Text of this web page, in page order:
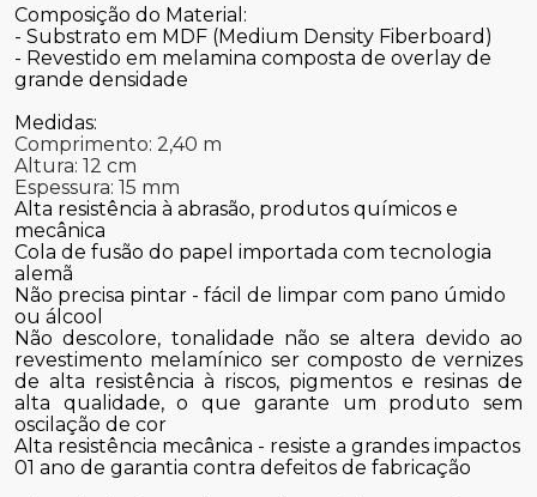
Composição do Material:
- Substrato em MDF (Medium Density Fiberboard)
- Revestido em melamina composta de overlay de
grande densidade
Medidas:
Comprimento: 2,40 m
Altura: 12 cm
Espessura: 15 mm
Alta resistência à abrasão, produtos químicos e
mecânica
Cola de fusão do papel importada com tecnologia
alemã
Não precisa pintar - fácil de limpar com pano úmido
ou álcool
Não descolore, tonalidade não se altera devido ao
revestimento melamínico ser composto de vernizes
de alta resistência à riscos, pigmentos e resinas de
alta qualidade, o que garante um produto sem
oscilação de cor
Alta resistência mecânica - resiste a grandes impactos
01 ano de garantia contra defeitos de fabricação